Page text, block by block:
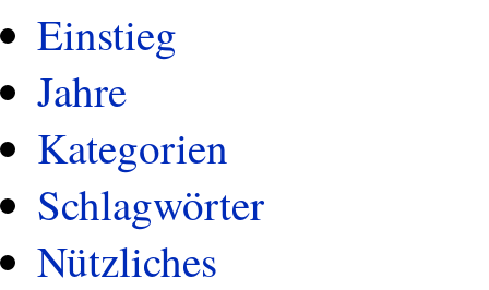
Einstieg
Jahre
Kategorien
Schlagwörter
Nützliches